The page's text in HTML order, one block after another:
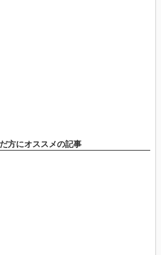
方にオススメの記事